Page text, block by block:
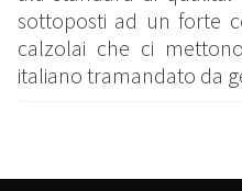
sottoposti ad un forte
calzolai che ci
italiano tramandato da